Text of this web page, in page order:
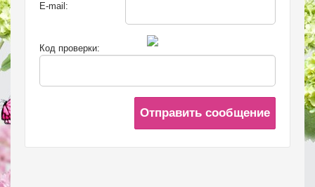
E-mail:
Код проверки:
Отправить сообщение